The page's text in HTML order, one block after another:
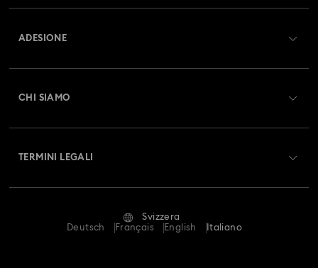
Resi & Cambi
Stato della riparazione
ADESIONE
CHI SIAMO
TERMINI LEGALI
Termini & Condizioni
Svizzera
Deutsch
Français English Italiano